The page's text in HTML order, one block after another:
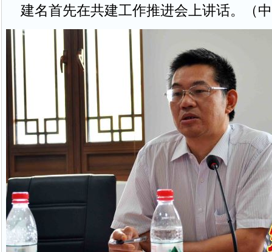
建名首先在共建工作推进会上讲话。（